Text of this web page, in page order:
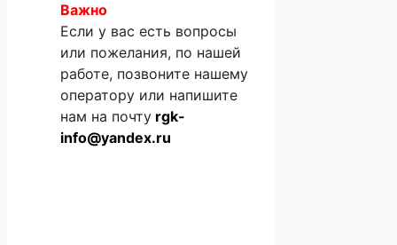
Важно
Если у вас есть вопросы
или пожелания, по нашей
работе, позвоните нашему
оператору или напишите
нам на почту rgk-
info@yandex.ru